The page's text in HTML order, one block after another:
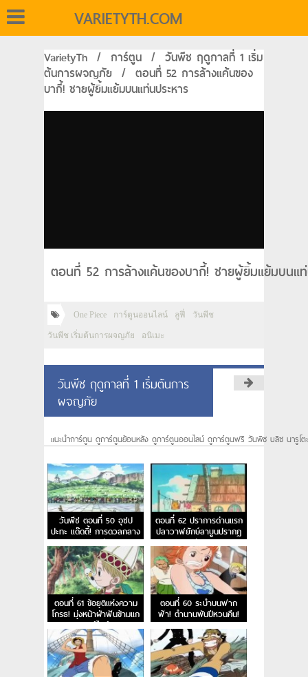
VARIETYTH.COM
VarietyTh / การ์ตูน / วันพีช ฤดูกาลที่ 1 เริ่ม
ต้นการผจญภัย / ตอนที่ 52 การล้างแค้นของ
บากี้! ชายผู้ยิ้มแย้มบนแท่นประหาร
ตอนที่ 52 การล้างแค้นของบากี้! ชายผู้ยิ้มแย้มบนแ
One Piece การ์ตูนออนไลน์ ลูฟี่ วันพีช
วันพีช เริ่มต้นการผจญภัย อนิเมะ
วันพีช ฤดูกาลที่ 1 เริ่มต้นการ
ผจญภัย
แนะนำการ์ตูน ดูการ์ตูนย้อนหลัง ดูการ์ตูนออนไลน์ ดูการ์ตูนฟรี วันพีซ บลีซ นารูโตะ
วันพีช ตอนที่ 50 อุซป
ปะทะ แด๊ดดี้! การดวลกลาง
แสงตะวัน
ตอนที่ 62 ปราการด่านแรก
ปลาวาฬยักษ์ลาบูนปรากฏ
ตัว
ตอนที่ 61 ข้อยุติแห่งความ
โกรธ! มุ่งหน้าฝ่าฟันข้ามแก
รนด์ไลน์
ตอนที่ 60 ระบำบนฟาก
ฟ้า! ตำนานพันปีหวนคืน!